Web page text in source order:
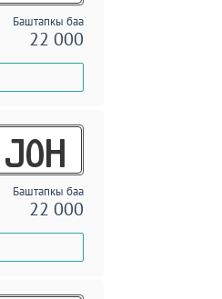
Баштапкы баа
22 000
JOH
Баштапкы баа
22 000